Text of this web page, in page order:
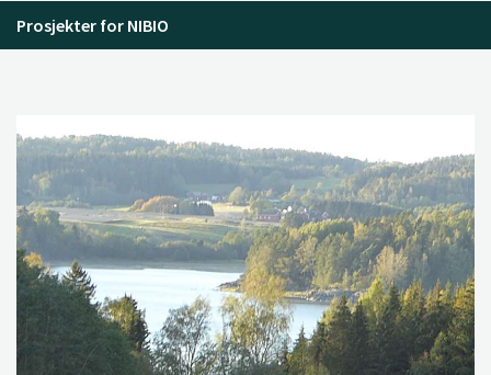
Prosjekter for NIBIO